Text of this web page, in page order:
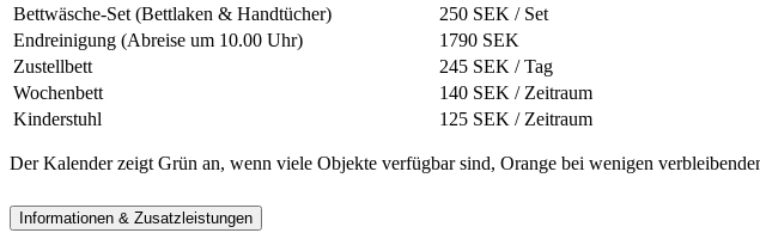
Bettwäsche-Set (Bettlaken & Handtücher)
250 SEK / Set
Endreinigung (Abreise um 10.00 Uhr)
1790 SEK
Zustellbett
245 SEK / Tag
Wochenbett
140 SEK / Zeitraum
Kinderstuhl
125 SEK / Zeitraum
Der Kalender zeigt Grün an, wenn viele Objekte verfügbar sind, Orange bei wenigen
Informationen & Zusatzleistungen